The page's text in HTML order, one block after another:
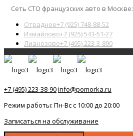
Сеть СТО французских авто в Москве:
Отрадное+7 (925) 748-88-52
Измайлово+7 (925) 543-51-27
Лианозово+7 (495) 223-3-890
+7 (495) 223-38-90info@pomorka.ru
Режим работы: Пн-Вс с 10:00 до 20:00
Записаться на обслуживание